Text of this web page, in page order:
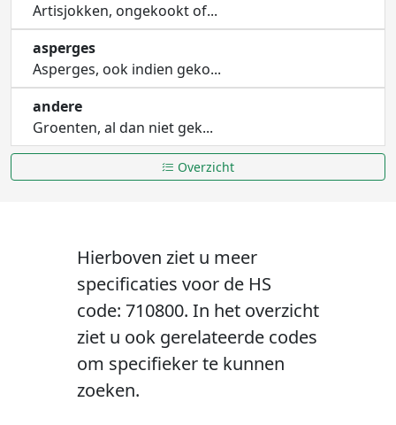
Artisjokken, ongekookt of...
asperges
Asperges, ook indien geko...
andere
Groenten, al dan niet gek...
Overzicht
Hierboven ziet u meer
specificaties voor de HS
code: 710800. In het overzicht
ziet u ook gerelateerde codes
om specifieker te kunnen
zoeken.